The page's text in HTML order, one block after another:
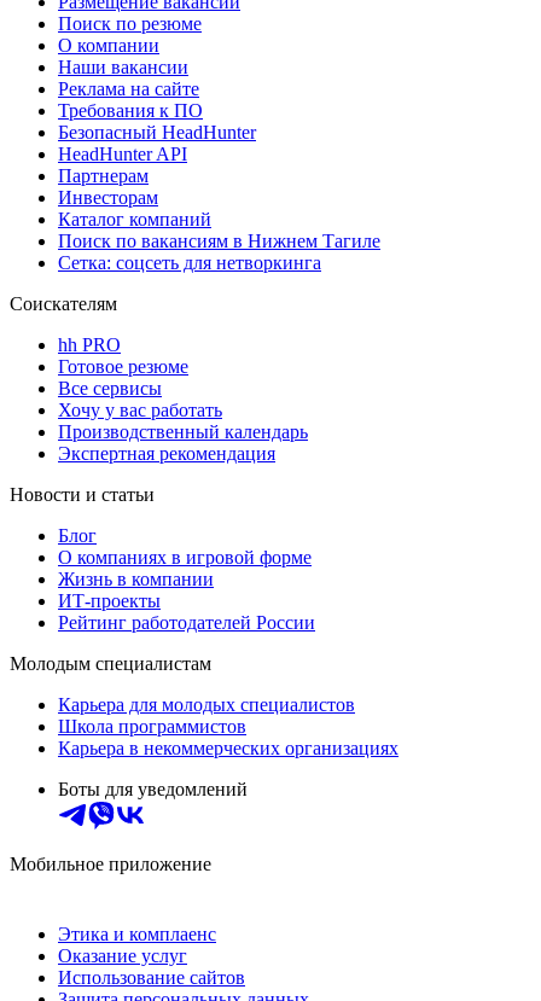
Поиск по резюме
О компании
Наши вакансии
Реклама на сайте
Требования к ПО
Безопасный HeadHunter
HeadHunter API
Партнерам
Инвесторам
Каталог компаний
Поиск по вакансиям в Нижнем Тагиле
Сетка: соцсеть для нетворкинга
Соискателям
hh PRO
Готовое резюме
Все сервисы
Хочу у вас работать
Производственный календарь
Экспертная рекомендация
Новости и статьи
Блог
О компаниях в игровой форме
Жизнь в компании
ИТ-проекты
Рейтинг работодателей России
Молодым специалистам
Карьера для молодых специалистов
Школа программистов
Карьера в некоммерческих организациях
Боты для уведомлений
Мобильное приложение
Этика и комплаенс
Оказание услуг
Использование сайтов